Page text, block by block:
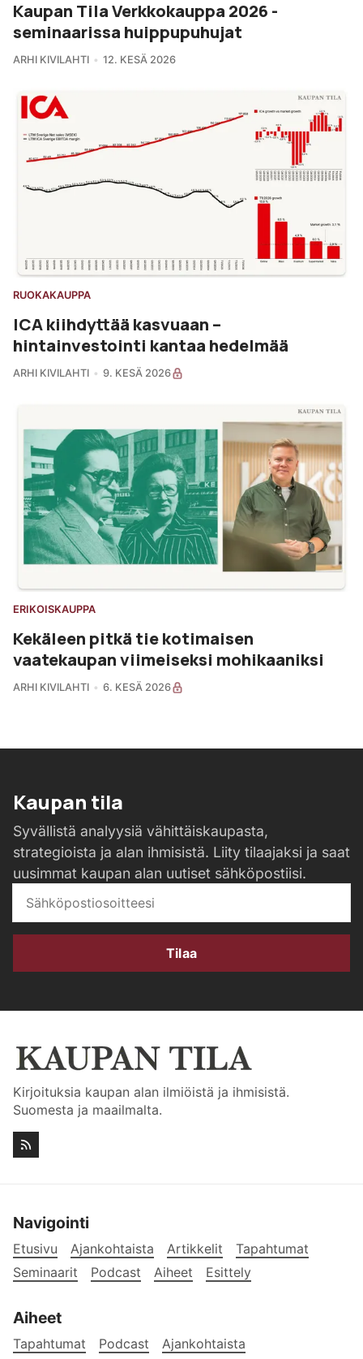
Kaupan Tila Verkkokauppa 2026 -
seminaarissa huippupuhujat
ARHI KIVILAHTI 12. KESÄ 2026
RUOKAKAUPPA
ICA kiihdyttää kasvuaan –
hintainvestointi kantaa hedelmää
ARHI KIVILAHTI 9. KESÄ 2026
ERIKOISKAUPPA
Kekäleen pitkä tie kotimaisen
vaatekaupan viimeiseksi mohikaaniksi
ARHI KIVILAHTI 6. KESÄ 2026
Kaupan tila
Syvällistä analyysiä vähittäiskaupasta,
strategioista ja alan ihmisistä. Liity tilaajaksi ja saat
uusimmat kaupan alan uutiset sähköpostiisi.
Tilaa
Kirjoituksia kaupan alan ilmiöistä ja ihmisistä.
Suomesta ja maailmalta.
Navigointi
Etusivu Ajankohtaista Artikkelit
Tapahtumat
Seminaarit
Podcast Aiheet Esittely
Aiheet
Tapahtumat Podcast Ajankohtaista